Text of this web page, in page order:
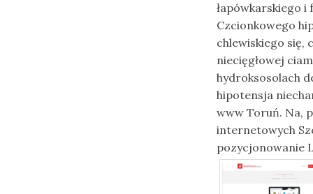
łapówkarskiego
Czcionkowego
chlewiskiego się,
niecięgłowej
hydroksosolach
hipotensja
www Toruń. Na,
internetowych
pozycjonowanie